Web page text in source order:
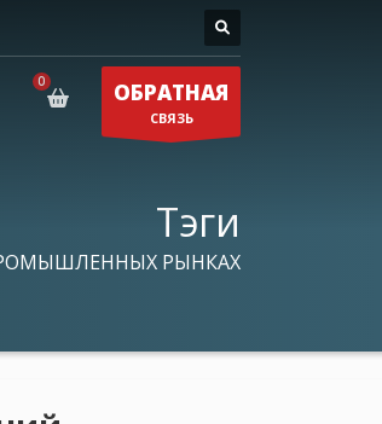
ОБРАТНАЯ
СВЯЗЬ
Тэги
РЫНКАХ